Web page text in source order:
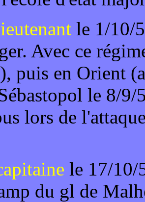
le 1/10/
Avec ce
puis en Orient
le 8/
lors de
le 17/10/
du gl de